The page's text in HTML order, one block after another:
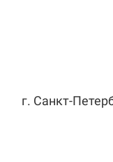
г. Санкт-